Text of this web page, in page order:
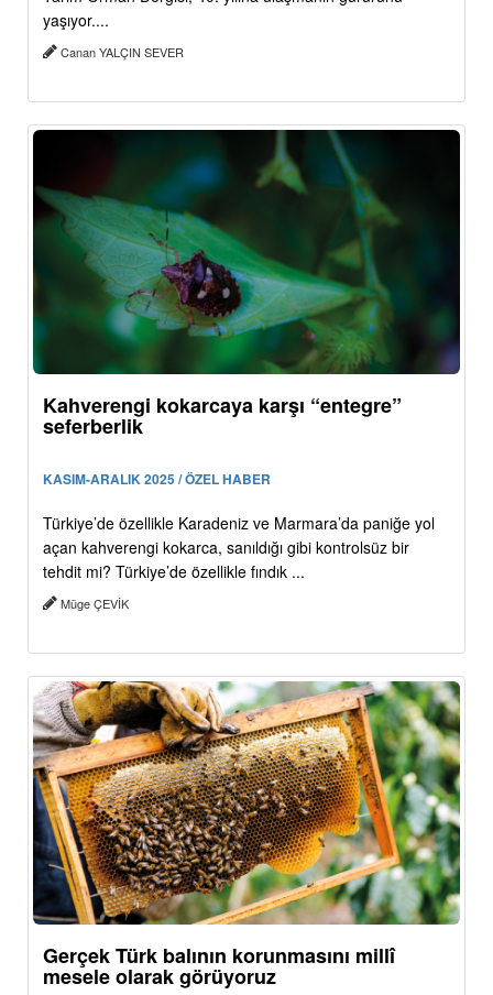
yaşıyor....
Canan YALÇIN SEVER
Kahverengi kokarcaya karşı “entegre”
seferberlik
KASIM-ARALIK 2025 / ÖZEL HABER
Türkiye’de özellikle Karadeniz ve Marmara’da paniğe yol
açan kahverengi kokarca, sanıldığı gibi kontrolsüz bir
tehdit mi? Türkiye’de özellikle fındık ...
Müge ÇEVİK
Gerçek Türk balının korunmasını millî
mesele olarak görüyoruz